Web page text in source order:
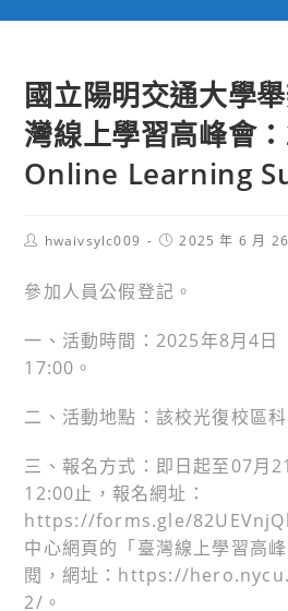
國立陽明交通大學
灣線上學習高峰會
Online Learning
Posthwaivsylc009
Post2025 年 6 月
參加人員公假登記。
一、活動時間：2025年8月4日
17:00。
二、活動地點：該校光復校區
三、報名方式：即日起至07月
12:00止，報名網址：
https://forms.gle/
中心網頁的「臺灣線上學習高
閱，網址：https://
2/。